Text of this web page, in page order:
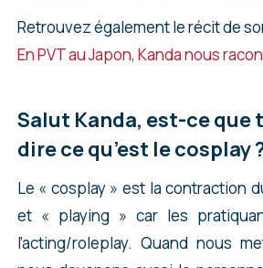
Retrouvez également le récit de
En PVT au Japon, Kanda nous
Salut Kanda, est-ce que
dire ce qu’est le cosplay
Le « cosplay » est la contraction
et « playing » car les
l’acting/roleplay. Quand nous